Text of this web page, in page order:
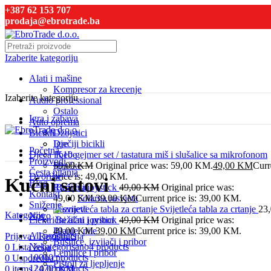
+387 62 153 707
prodaja@ebrotrade.ba
Izaberite kategoriju
Alati i mašine
Kompresor za krecenje
Audio professional
Ostalo
Auto oprema
Bicikli
Dječiji bicikli
Djeca i bebe
Igračke
Dvorište
Rasvjeta
Solarna rasvjeta
Raznjevi
Električni alati i pribor
Blanje, pile
Bušilice, izvijači i pribor
Lemilice i pribor
Pištolj za ljepljenje
Izaberite kategoriju
Igra i zabava
Džojstici
Igre
K10 gejmer set / tastatura miš i slušalice sa mikrofonom
59,00KM Original price was: 59,00 KM.49,00 KM
price is: 49,00 KM.
Bežični joystick 49,00KM Original price was:
49,00 KM.39,00KMCurrent price is: 39,00 KM.
Svijetleća tabla za crtanje
Bežični joystick 49,00KM Original price was:
49,00 KM.39,00 KMCurrent price is: 39,00 KM.
Početna
Proizvodi
Česta pitanja
Blog
Kontakt
Sniženje
Novo
Prijava / Registracija
0 Lista želja
0 Usporedba
0 items / 0,00KM
Kućni satovi
Kategorije
All products
Nekategorisano4 products
10040 products
12470 products